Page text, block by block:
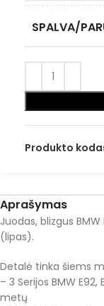
SPALVA/
Produkto
Aprašymas
Juodas, blizgus
(lipas).
Detalė tinka šiems
– 3 Serijos BMW
metų